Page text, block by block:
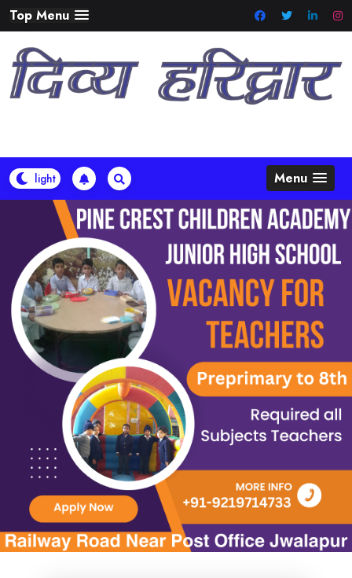
Skip
to
content
Top Menu
Menu